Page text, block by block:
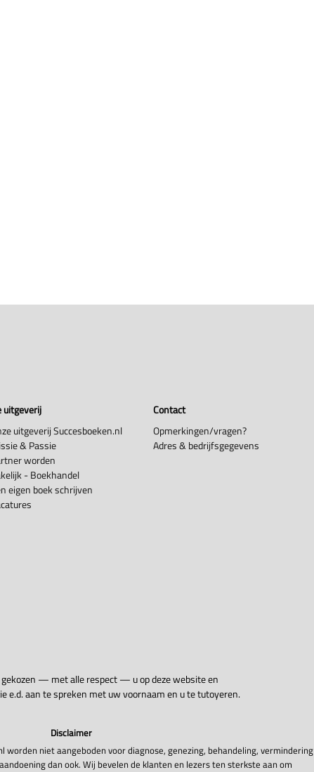
uitgeverij
uitgeverij Succesboeken.nl
& Passie
worden
- Boekhandel
eigen boek schrijven
Contact
Opmerkingen/vragen?
Adres & bedrijfsgegevens
gekozen — met alle respect — u op deze website en
e.d. aan te spreken met uw voornaam en u te tutoyeren.
Disclaimer
worden niet aangeboden voor diagnose, genezing, behandeling, vermindering
dan ook. Wij bevelen de klanten en lezers ten sterkste aan om